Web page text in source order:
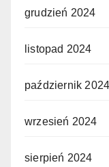
grudzień 2024
listopad 2024
październik 2024
wrzesień 2024
sierpień 2024